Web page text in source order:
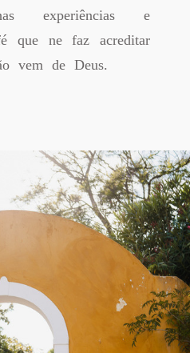
experiências e
que ne faz acreditar
vem de Deus.